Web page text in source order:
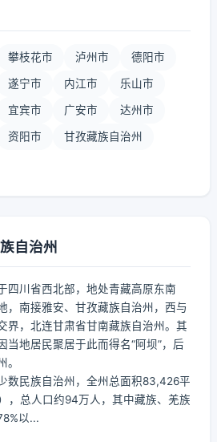
攀枝花市 泸州市 德阳市
遂宁市 内江市 乐山市
宜宾市 广安市 达州市
资阳市 甘孜藏族自治州
自治州
四川省西北部，地处青藏高原东南
，南接雅安、甘孜藏族自治州，西与
界，北连甘肃省甘南藏族自治州。其
当地居民聚居于此而得名“阿坝”，后
。
数民族自治州，全州总面积83,426平
，总人口约94万人，其中藏族、羌族
以...